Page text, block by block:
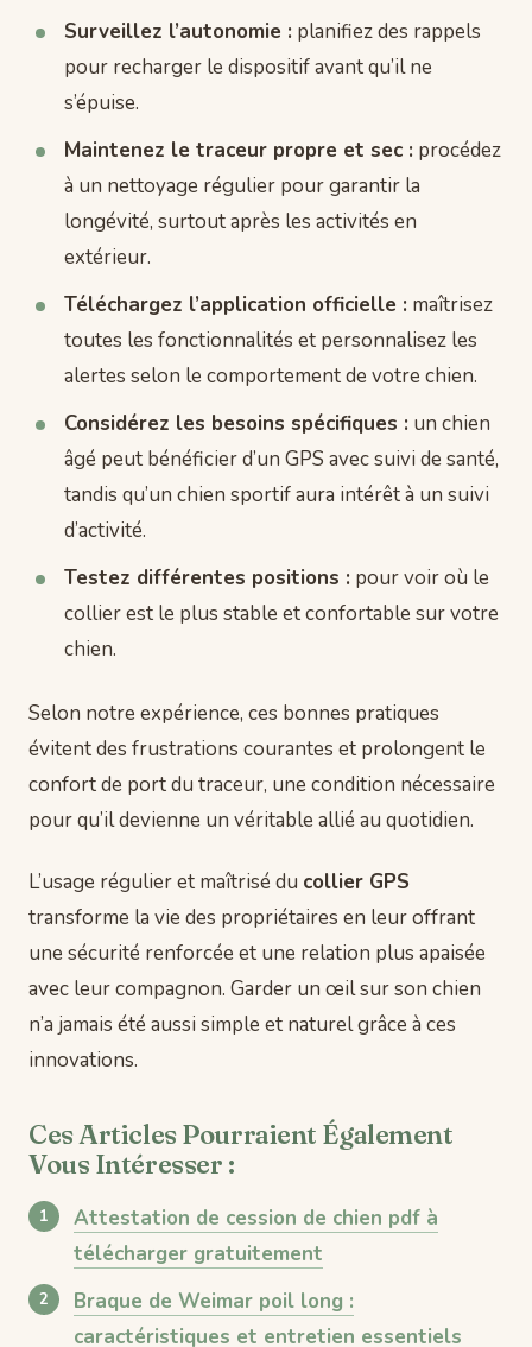
Surveillez l’autonomie : planifiez des rappels
pour recharger le dispositif avant qu’il ne
s’épuise.
Maintenez le traceur propre et sec : procédez
à un nettoyage régulier pour garantir la
longévité, surtout après les activités en
extérieur.
Téléchargez l’application officielle : maîtrisez
toutes les fonctionnalités et personnalisez les
alertes selon le comportement de votre chien.
Considérez les besoins spécifiques : un chien
âgé peut bénéficier d’un GPS avec suivi de santé,
tandis qu’un chien sportif aura intérêt à un suivi
d’activité.
Testez différentes positions : pour voir où le
collier est le plus stable et confortable sur votre
chien.
Selon notre expérience, ces bonnes pratiques
évitent des frustrations courantes et prolongent le
confort de port du traceur, une condition nécessaire
pour qu’il devienne un véritable allié au quotidien.
L’usage régulier et maîtrisé du collier GPS
transforme la vie des propriétaires en leur offrant
une sécurité renforcée et une relation plus apaisée
avec leur compagnon. Garder un œil sur son chien
n’a jamais été aussi simple et naturel grâce à ces
innovations.
Ces Articles Pourraient Également
Vous Intéresser :
Attestation de cession de chien pdf à
télécharger gratuitement
Braque de Weimar poil long :
caractéristiques et entretien essentiels